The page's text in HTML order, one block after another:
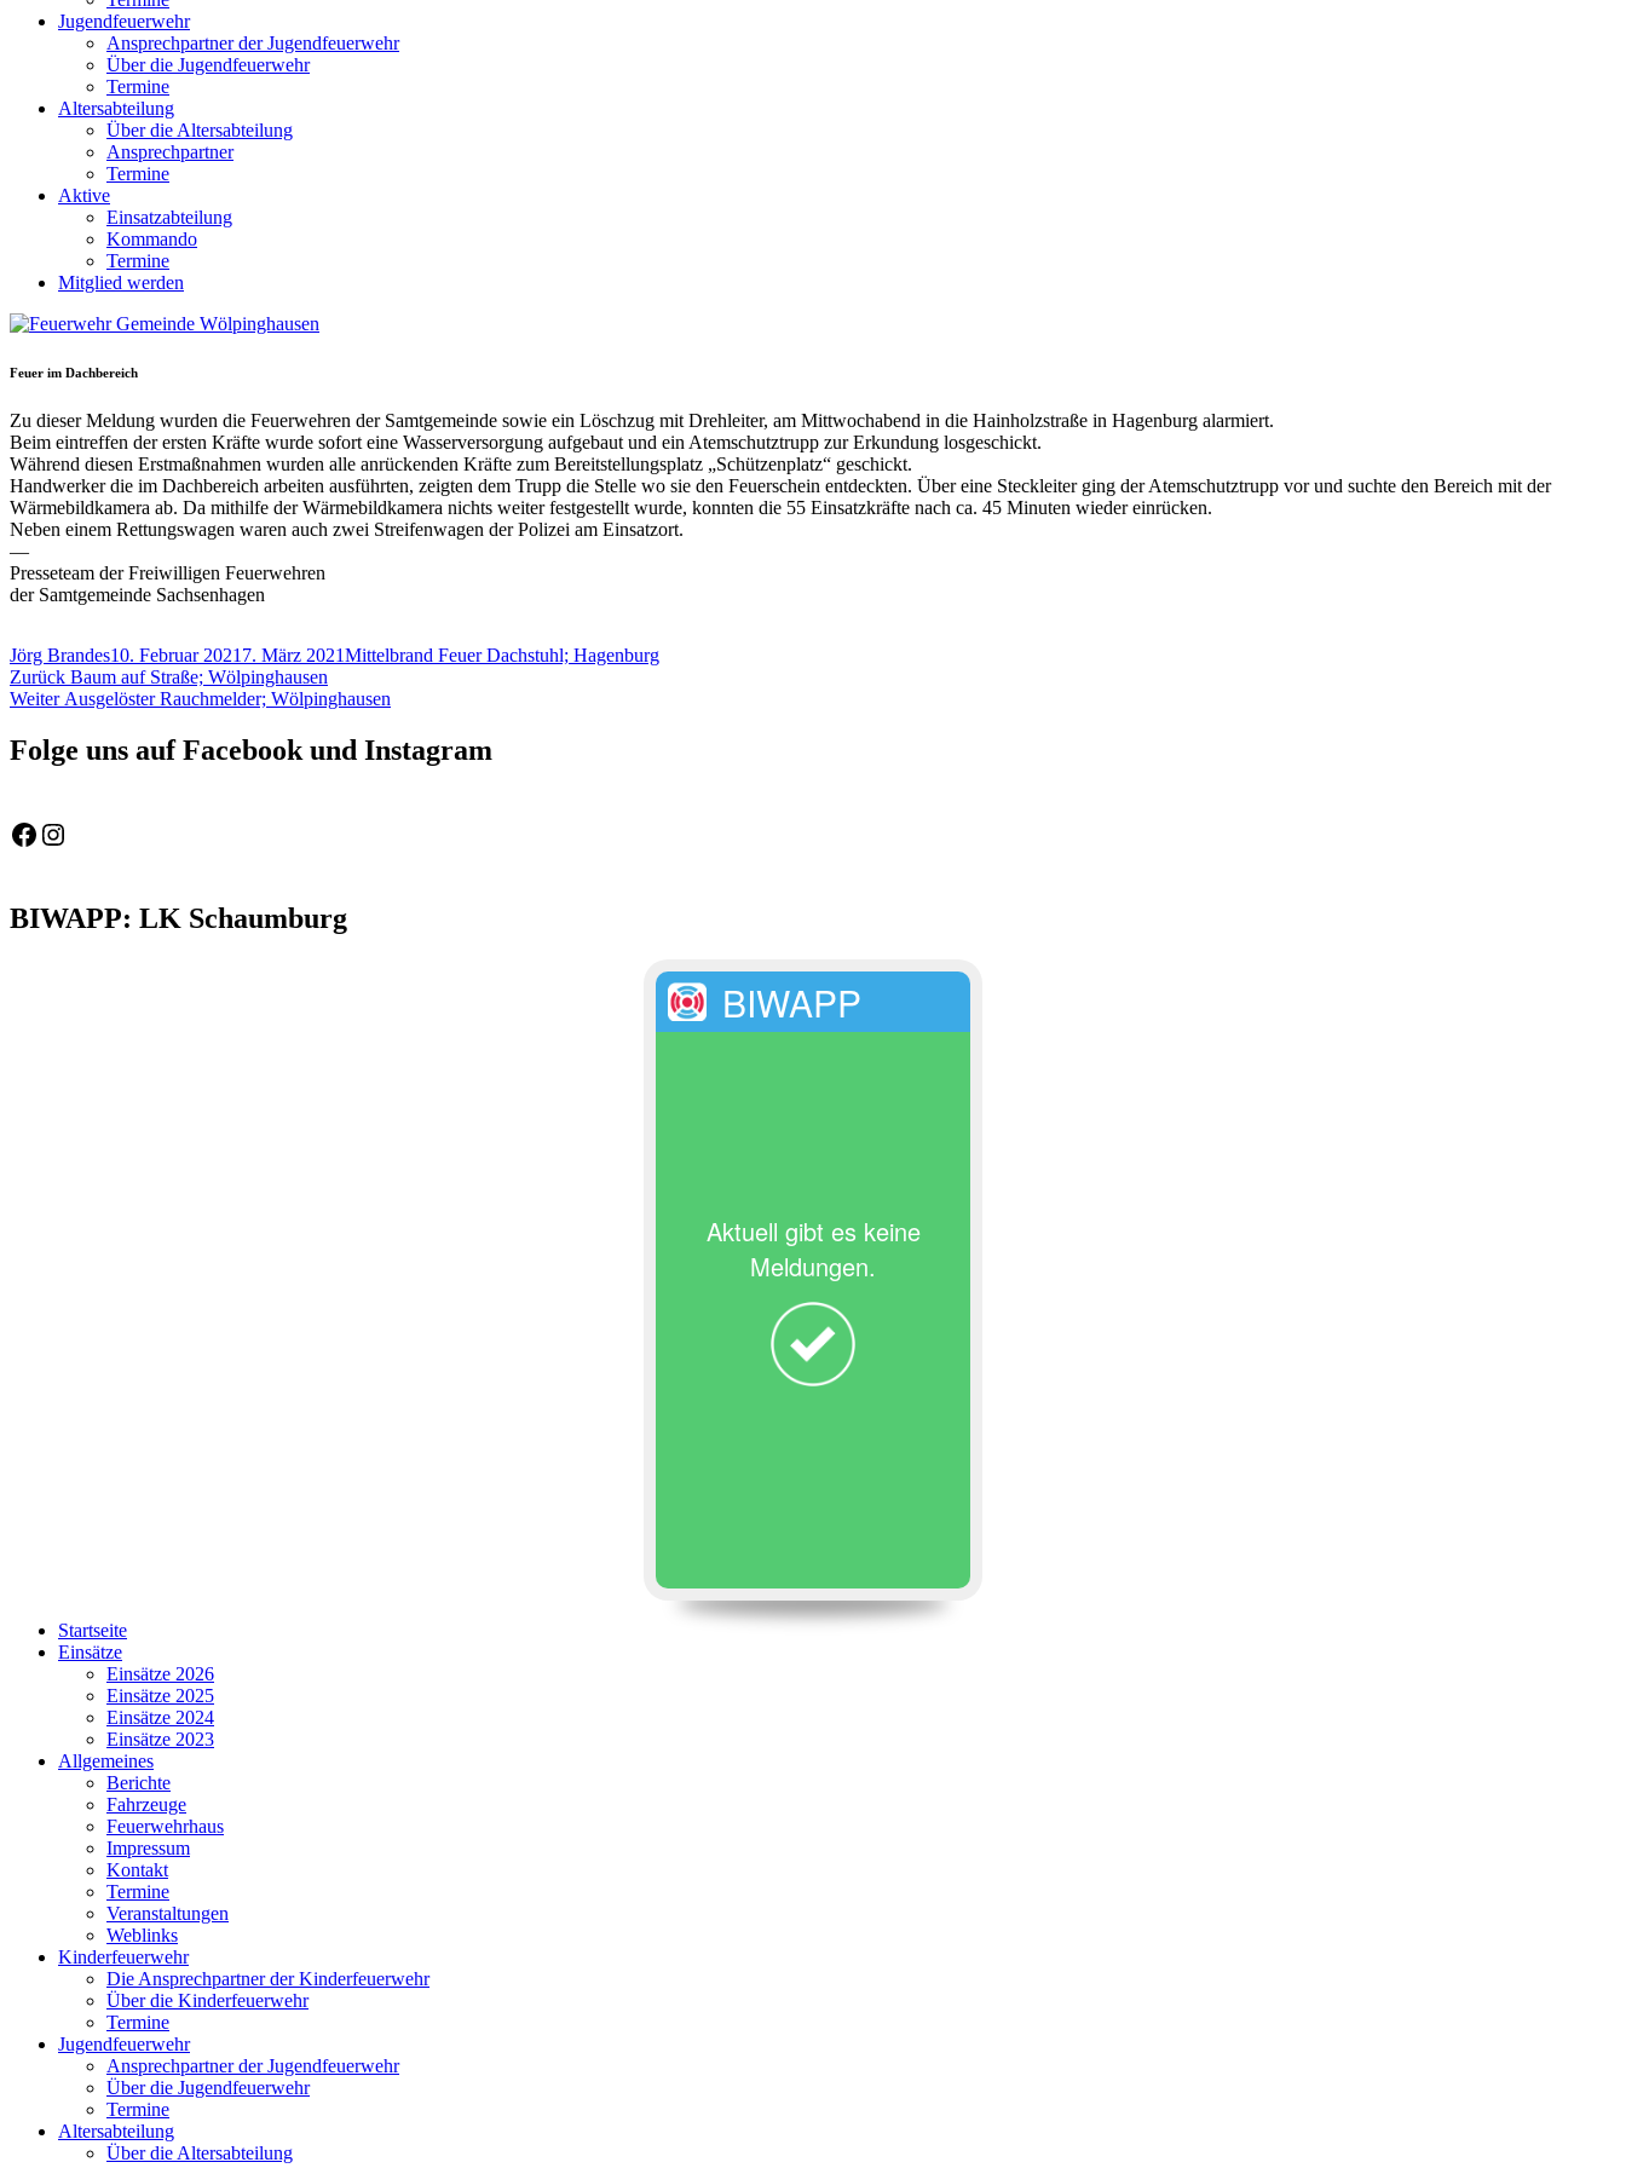
Jugendfeuerwehr
Ansprechpartner der Jugendfeuerwehr
Über die Jugendfeuerwehr
Termine
Altersabteilung
Über die Altersabteilung
Ansprechpartner
Termine
Aktive
Einsatzabteilung
Kommando
Termine
Mitglied werden
Feuer im Dachbereich
Zu dieser Meldung wurden die Feuerwehren der Samtgemeinde sowie ein Löschzug mit Drehleiter, am Mittwochabend in die Hainholzstraße in Hagenburg alarmiert.
Beim eintreffen der ersten Kräfte wurde sofort eine Wasserversorgung aufgebaut und ein Atemschutztrupp zur Erkundung losgeschickt.
Während diesen Erstmaßnahmen wurden alle anrückenden Kräfte zum Bereitstellungsplatz „Schützenplatz“ geschickt.
Handwerker die im Dachbereich arbeiten ausführten, zeigten dem Trupp die Stelle wo sie den Feuerschein entdeckten. Über eine Steckleiter ging der Atemschutztrupp vor und suchte den Bereich mit der
Wärmebildkamera ab. Da mithilfe der Wärmebildkamera nichts weiter festgestellt wurde, konnten die 55 Einsatzkräfte nach ca. 45 Minuten wieder einrücken.
Neben einem Rettungswagen waren auch zwei Streifenwagen der Polizei am Einsatzort.
—
Presseteam der Freiwilligen Feuerwehren
der Samtgemeinde Sachsenhagen
Autor
Jörg BrandesVeröffentlicht
am
10. Februar 2021 7. März 2021Schlagwörter
Mittelbrand Feuer Dachstuhl; Hagenburg
Beitragsnavigation
Zurück Vorheriger
Beitrag:
Baum auf Straße; Wölpinghausen
Weiter Nächster
Ausgelöster Rauchmelder; Wölpinghausen
Folge uns auf Facebook und Instagram
Feuerwehr Gemeinde Wölpinghausen
fw_gemeinde_woelpinghausen
BIWAPP: LK Schaumburg
BIWAPP
Aktuell gibt es keine
Meldungen.
Startseite
Einsätze
Einsätze 2026
Einsätze 2025
Einsätze 2024
Einsätze 2023
Allgemeines
Berichte
Fahrzeuge
Feuerwehrhaus
Impressum
Kontakt
Termine
Veranstaltungen
Weblinks
Kinderfeuerwehr
Die Ansprechpartner der Kinderfeuerwehr
Über die Kinderfeuerwehr
Termine
Jugendfeuerwehr
Ansprechpartner der Jugendfeuerwehr
Über die Jugendfeuerwehr
Termine
Altersabteilung
Über die Altersabteilung